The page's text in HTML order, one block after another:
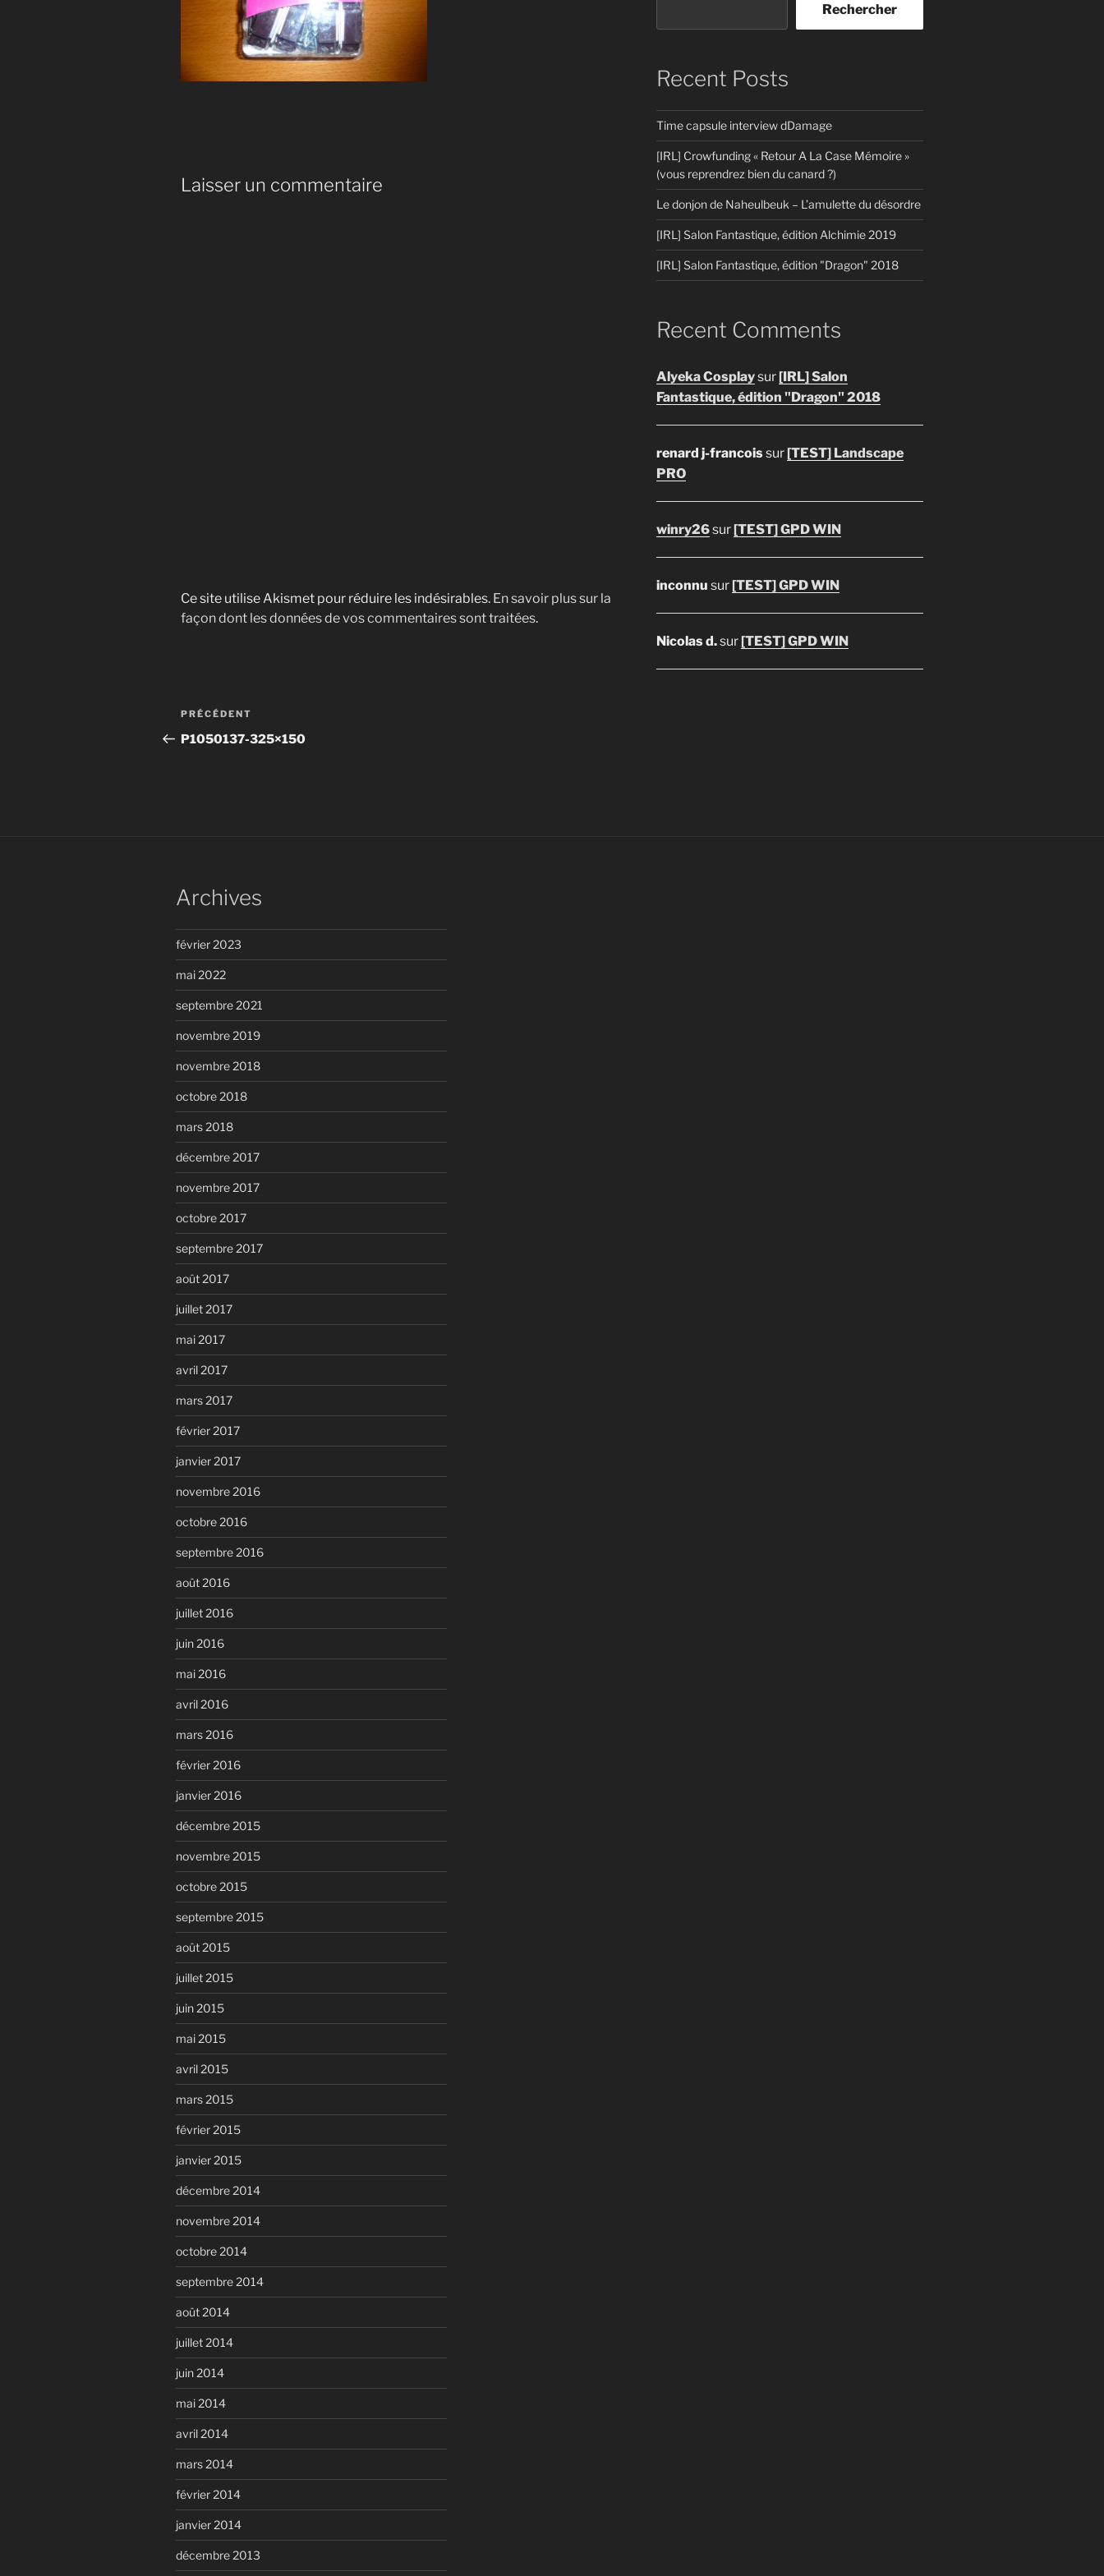
Laisser un commentaire
Ce site utilise Akismet pour réduire les indésirables. En savoir plus sur la
façon dont les données de vos commentaires sont traitées.
Navigation
de
Article
précédent
PRÉCÉDENT
P1050137-325×150
Rechercher
Recent Posts
Time capsule interview dDamage
[IRL] Crowfunding « Retour A La Case Mémoire »
(vous reprendrez bien du canard ?)
Le donjon de Naheulbeuk – L’amulette du désordre
[IRL] Salon Fantastique, édition Alchimie 2019
[IRL] Salon Fantastique, édition "Dragon" 2018
Recent Comments
Alyeka Cosplaysur [IRL] Salon
Fantastique, édition "Dragon" 2018
renard j-francoissur [TEST] Landscape
PRO
winry26sur [TEST] GPD WIN
inconnu sur [TEST] GPD WIN
Nicolas d.sur [TEST] GPD WIN
Archives
février 2023
mai 2022
septembre 2021
novembre 2019
novembre 2018
octobre 2018
mars 2018
décembre 2017
novembre 2017
octobre 2017
septembre 2017
août 2017
juillet 2017
mai 2017
avril 2017
mars 2017
février 2017
janvier 2017
novembre 2016
octobre 2016
septembre 2016
août 2016
juillet 2016
juin 2016
mai 2016
avril 2016
mars 2016
février 2016
janvier 2016
décembre 2015
novembre 2015
octobre 2015
septembre 2015
août 2015
juillet 2015
juin 2015
mai 2015
avril 2015
mars 2015
février 2015
janvier 2015
décembre 2014
novembre 2014
octobre 2014
septembre 2014
août 2014
juillet 2014
juin 2014
mai 2014
avril 2014
mars 2014
février 2014
janvier 2014
décembre 2013